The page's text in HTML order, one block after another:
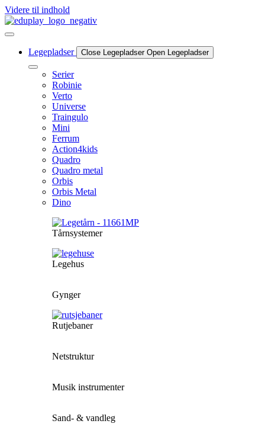
Videre til indhold
Legepladser Close Legepladser Open Legepladser
Serier
Robinie
Verto
Universe
Traingulo
Mini
Ferrum
Action4kids
Quadro
Quadro metal
Orbis
Orbis Metal
Dino
Tårnsystemer
Legehus
Gynger
Rutjebaner
Netstruktur
Musik instrumenter
Sand- & vandleg